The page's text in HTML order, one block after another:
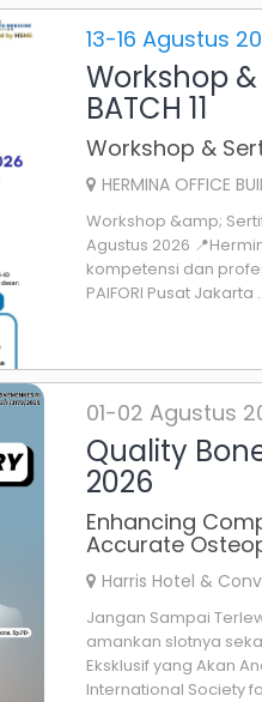
13-16 Agustus
Workshop &
BATCH 11
Workshop &
HERMINA OFFICE
Workshop &amp;
Agustus 2026
kompetensi dan
PAIFORI Pusat Jakarta
01-02 Agustus
Quality
2026
Enhancing
Accurate
Harris Hotel &
Jangan Sampai
amankan slotnya
Eksklusif yang Akan
International Society